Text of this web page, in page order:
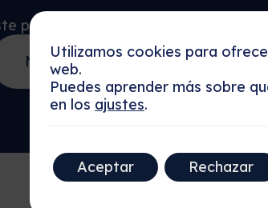
para descubrir como incrementar
Más detalles
Utilizamos cookies para
web.
Puedes aprender más sobre
en los ajustes.
Aceptar Rechazar